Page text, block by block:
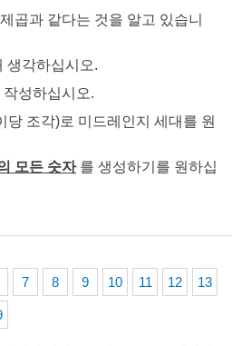
곱과 같다는 것을 알고 있습니
생각하십시오.
성하십시오.
당 조각)로 미드레인지 세대를 원
모든 숫자를 생성하기를 원하십
7 8 9 10 11 12 13